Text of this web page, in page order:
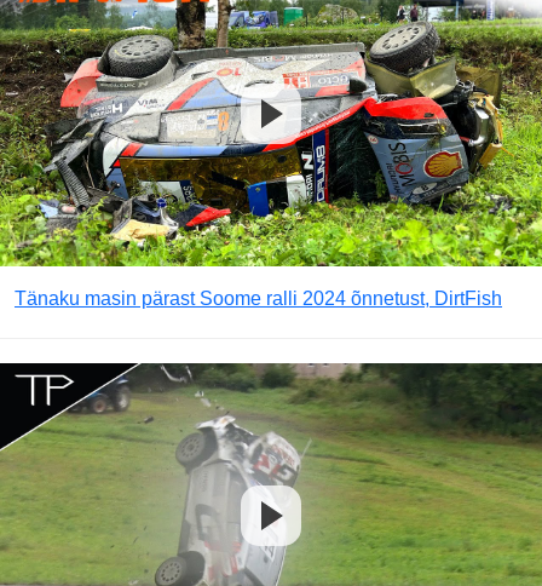
Tänaku masin pärast Soome ralli 2024 õnnetust, DirtFish